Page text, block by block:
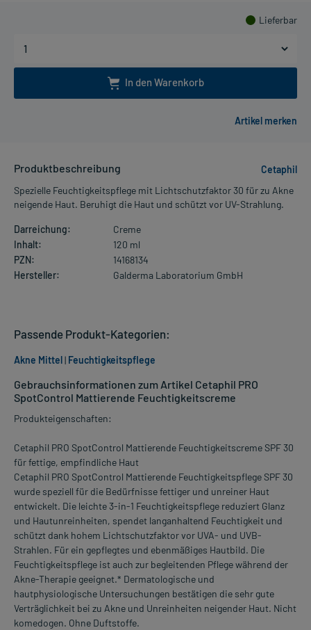
Lieferbar
In den Warenkorb
Produktbeschreibung
Cetaphil
Spezielle Feuchtigkeitspflege mit Lichtschutzfaktor 30 für zu Akne
neigende Haut. Beruhigt die Haut und schützt vor UV-Strahlung.
Darreichung:
Creme
Inhalt:
120 ml
PZN:
14168134
Hersteller:
Galderma Laboratorium GmbH
Gebrauchsinformationen zum Artikel Cetaphil PRO
SpotControl Mattierende Feuchtigkeitscreme
Produkteigenschaften:
Cetaphil PRO SpotControl Mattierende Feuchtigkeitscreme SPF 30
für fettige, empfindliche Haut
Cetaphil PRO SpotControl Mattierende Feuchtigkeitspflege SPF 30
wurde speziell für die Bedürfnisse fettiger und unreiner Haut
entwickelt. Die leichte 3-in-1 Feuchtigkeitspflege reduziert Glanz
und Hautunreinheiten, spendet langanhaltend Feuchtigkeit und
schützt dank hohem Lichtschutzfaktor vor UVA- und UVB-
Strahlen. Für ein gepflegtes und ebenmäßiges Hautbild. Die
Feuchtigkeitspflege ist auch zur begleitenden Pflege während der
Akne-Therapie geeignet.* Dermatologische und
hautphysiologische Untersuchungen bestätigen die sehr gute
Verträglichkeit bei zu Akne und Unreinheiten neigender Haut. Nicht
komedogen. Ohne Duftstoffe.
Passende Produkt-Kategorien:
Akne Mittel| Feuchtigkeitspflege